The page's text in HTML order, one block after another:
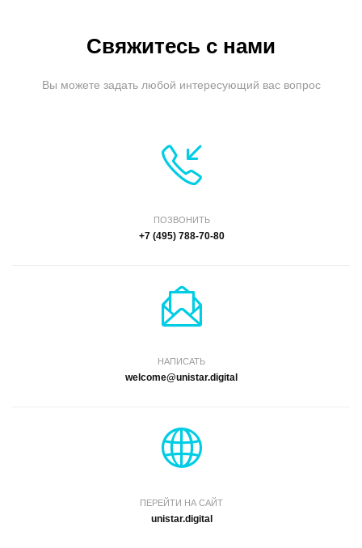
Свяжитесь с нами
Вы можете задать любой интересующий вас вопрос
ПОЗВОНИТЬ
+7 (495) 788-70-80
НАПИСАТЬ
welcome@unistar.digital
ПЕРЕЙТИ НА САЙТ
unistar.digital